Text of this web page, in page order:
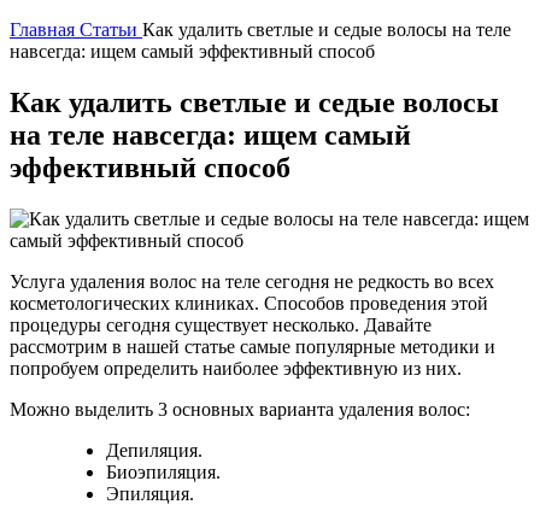
Главная Статьи Как удалить светлые и седые волосы на теле
навсегда: ищем самый эффективный способ
Как удалить светлые и седые волосы
на теле навсегда: ищем самый
эффективный способ
Услуга удаления волос на теле сегодня не редкость во всех
косметологических клиниках. Способов проведения этой
процедуры сегодня существует несколько. Давайте
рассмотрим в нашей статье самые популярные методики и
попробуем определить наиболее эффективную из них.
Можно выделить 3 основных варианта удаления волос:
Депиляция.
Биоэпиляция.
Эпиляция.